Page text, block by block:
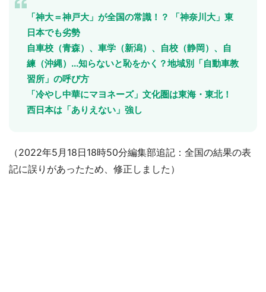
「神大＝神戸大」が全国の常識！？ 「神奈川大」東
日本でも劣勢
自車校（青森）、車学（新潟）、自校（静岡）、自
練（沖縄）...知らないと恥をかく？地域別「自動車教
習所」の呼び方
「冷やし中華にマヨネーズ」文化圏は東海・東北！
西日本は「ありえない」強し
（2022年5月18日18時50分編集部追記：全国の結果の表
記に誤りがあったため、修正しました）